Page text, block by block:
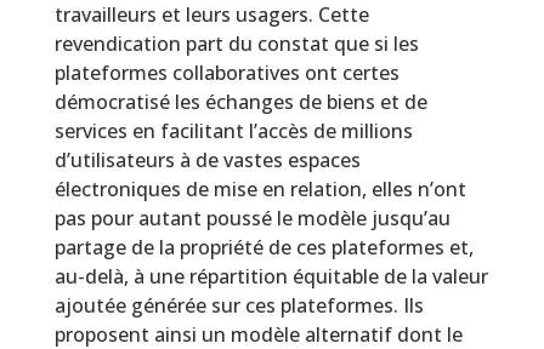
travailleurs et leurs usagers. Cette
revendication part du constat que si les
plateformes collaboratives ont certes
démocratisé les échanges de biens et de
services en facilitant l’accès de millions
d’utilisateurs à de vastes espaces
électroniques de mise en relation, elles n’ont
pas pour autant poussé le modèle jusqu’au
partage de la propriété de ces plateformes et,
au-delà, à une répartition équitable de la valeur
ajoutée générée sur ces plateformes. Ils
proposent ainsi un modèle alternatif dont le